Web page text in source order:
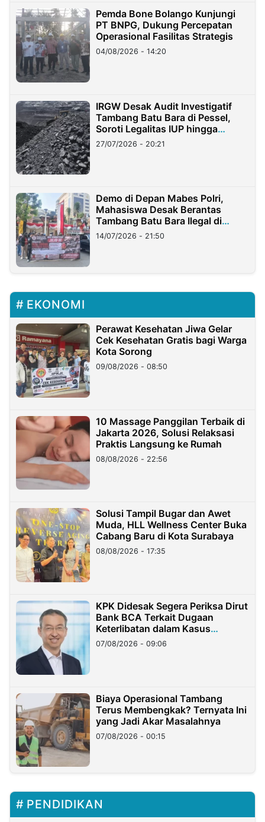
Pemda Bone Bolango Kunjungi
PT BNPG, Dukung Percepatan
Operasional Fasilitas Strategis
04/08/2026 - 14:20
IRGW Desak Audit Investigatif
Tambang Batu Bara di Pessel,
Soroti Legalitas IUP hingga
Stockpile
27/07/2026 - 20:21
Demo di Depan Mabes Polri,
Mahasiswa Desak Berantas
Tambang Batu Bara Ilegal di
Lampung
14/07/2026 - 21:50
EKONOMI
Perawat Kesehatan Jiwa Gelar
Cek Kesehatan Gratis bagi Warga
Kota Sorong
09/08/2026 - 08:50
10 Massage Panggilan Terbaik di
Jakarta 2026, Solusi Relaksasi
Praktis Langsung ke Rumah
08/08/2026 - 22:56
Solusi Tampil Bugar dan Awet
Muda, HLL Wellness Center Buka
Cabang Baru di Kota Surabaya
08/08/2026 - 17:35
KPK Didesak Segera Periksa Dirut
Bank BCA Terkait Dugaan
Keterlibatan dalam Kasus
Hilangnya Dana Nasabah Rp2,58
Miliar
07/08/2026 - 09:06
Biaya Operasional Tambang
Terus Membengkak? Ternyata Ini
yang Jadi Akar Masalahnya
07/08/2026 - 00:15
PENDIDIKAN